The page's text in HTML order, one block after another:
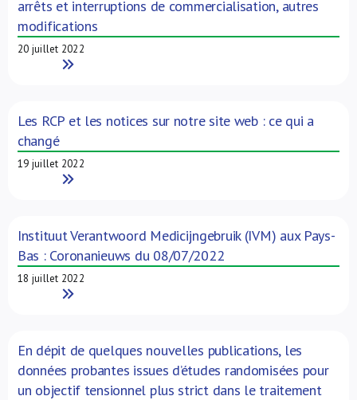
arrêts et interruptions de commercialisation, autres
modifications
20 juillet 2022
Read More
Les RCP et les notices sur notre site web : ce qui a
changé
19 juillet 2022
Read More
Instituut Verantwoord Medicijngebruik (IVM) aux Pays-
Bas : Coronanieuws du 08/07/2022
18 juillet 2022
Read More
En dépit de quelques nouvelles publications, les
données probantes issues d’études randomisées pour
un objectif tensionnel plus strict dans le traitement